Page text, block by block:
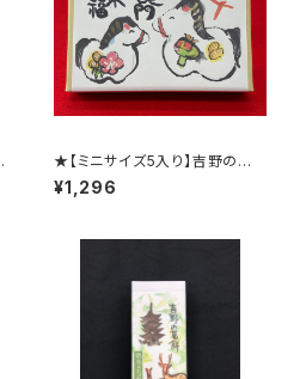
★【ミニサイズ5入り】吉野の葛
餅・黒みつきな粉付き ※2026
年干支柄
¥1,296